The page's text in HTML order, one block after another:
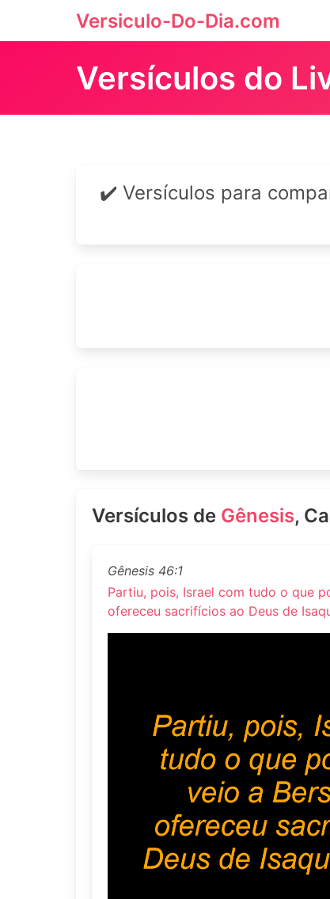
Versiculo-Do-Dia.com
Versículos do
✔️ Versículos para
Versículos de Gênesis,
Gênesis 46:1
Partiu, pois, Israel com tudo o que
ofereceu sacrifícios ao Deus de